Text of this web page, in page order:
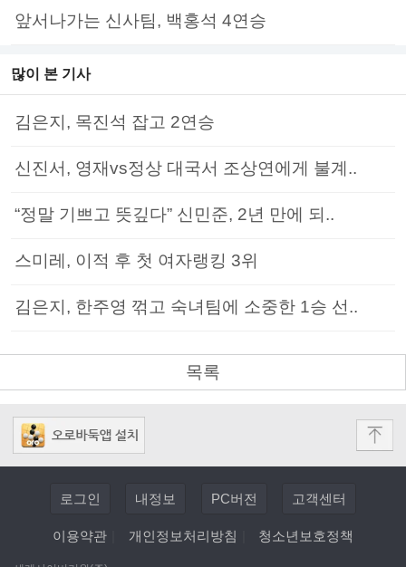
앞서나가는 신사팀, 백홍석 4연승
많이 본 기사
김은지, 목진석 잡고 2연승
신진서, 영재vs정상 대국서 조상연에게 불계..
“정말 기쁘고 뜻깊다” 신민준, 2년 만에 되..
스미레, 이적 후 첫 여자랭킹 3위
김은지, 한주영 꺾고 숙녀팀에 소중한 1승 선..
목록
로그인 내정보 PC버전 고객센터
이용약관 개인정보처리방침 청소년보호정책